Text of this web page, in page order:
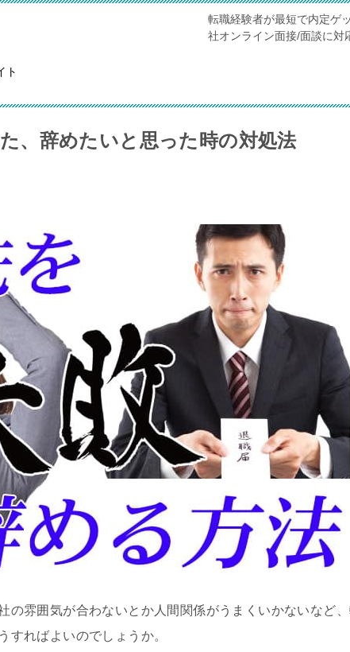
転職経験者が最短で内定ゲ
社オンライン面接/面談に対
ト
、辞めたいと思った時の対処法
の雰囲気が合わないとか人間関係がうまくいかないなど
すればよいのでしょうか。